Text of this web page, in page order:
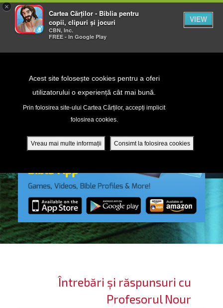
×
Cartea Cărților - Biblia pentru
copii, clipuri și jocuri
CBN, Inc.
FREE - In Google Play
VIEW
Acest site folosește cookies pentru a oferi
utilizatorului o experiență cât mai bună.
Prin folosirea site-ului Cartea Cărților, accepți implicit
folosirea cookies.
Vreau mai multe informații Consimt la folosirea cookies
DVD - Sezoane 1-4
mobilă
te
Întrebări și răspunsuri cu
Profesorul Nour